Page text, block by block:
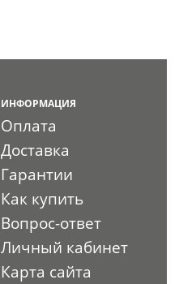
ИНФОРМАЦИЯ
Оплата
Доставка
Гарантии
Как купить
Вопрос-ответ
Личный кабинет
Карта сайта